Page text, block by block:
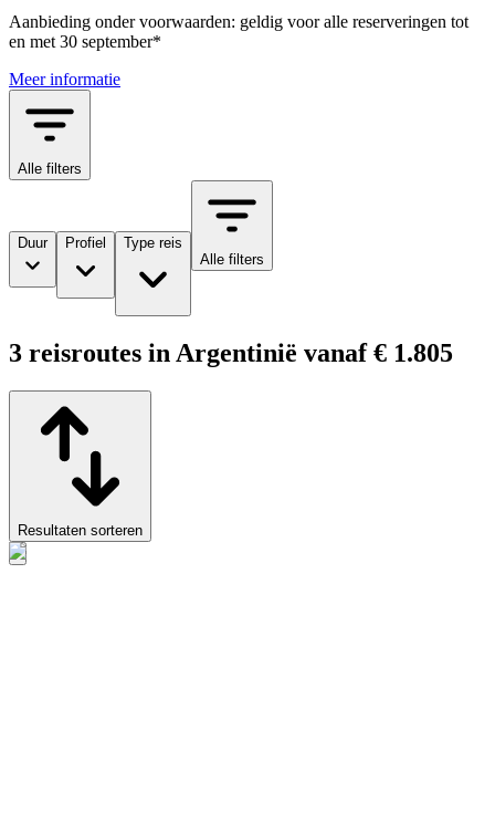
Aanbieding onder voorwaarden: geldig voor alle reserveringen tot
en met 30 september*
Meer informatie
Alle filters
Duur Profiel
Type reis
Alle filters
3 reisroutes in Argentinië vanaf € 1.805
Resultaten sorteren